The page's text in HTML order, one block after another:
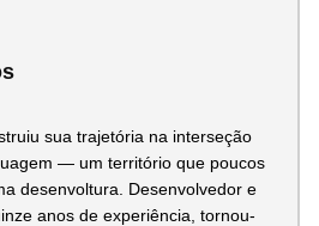
sua trajetória na interseção
— um território que poucos
desenvoltura. Desenvolvedor e
anos de experiência, tornou-